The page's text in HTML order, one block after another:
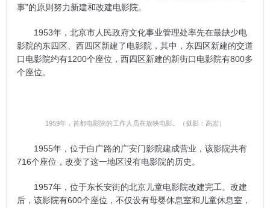
事”的原则努力新建和改建电影院。
1953年，北京市人民政府文化事业管理处率先在最缺少电
影院的东四区、西四区新建了电影院，其中，东四区新建的交道
口电影院约有1200个座位，西四区新建的新街口电影院有800多
个座位。
1959年，首都电影院的工作人员在放映电影。（摄影：高宏）
1955年，位于白广路的广安门影院建成营业，该影院共有
716个座位，改变了这一地区没有电影院的历史。
1957年，位于东长安街的北京儿童电影院改建完工。改建
后，该影院有600个座位，不仅设有母婴休息室和儿童休息室，